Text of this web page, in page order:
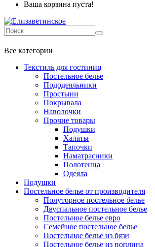
Ваша корзина пуста!
Все категории
Текстиль для гостиниц
Постельное белье
Пододеяльники
Простыни
Покрывала
Наволочки
Прочие товары
Подушки
Халаты
Тапочки
Наматрасники
Полотенца
Одеяла
Подушки
Постельное белье от производителя
Полуторное постельное белье
Двуспальное постельное белье
Постельное белье евро
Семейное постельное белье
Постельное белье из бязи
Постельное белье из поплина